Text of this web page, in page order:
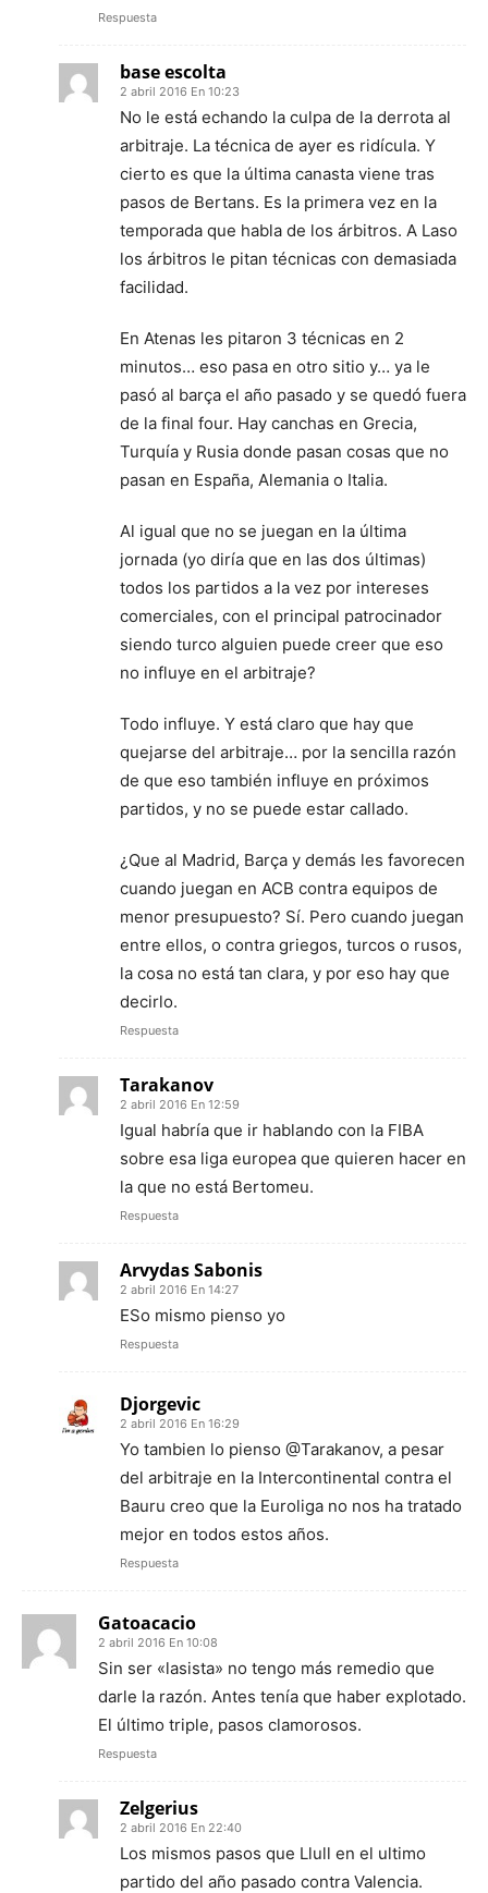
Respuesta
base escolta
2 abril 2016 En 10:23
No le está echando la culpa de la derrota al
arbitraje. La técnica de ayer es ridícula. Y
cierto es que la última canasta viene tras
pasos de Bertans. Es la primera vez en la
temporada que habla de los árbitros. A Laso
los árbitros le pitan técnicas con demasiada
facilidad.
En Atenas les pitaron 3 técnicas en 2
minutos… eso pasa en otro sitio y… ya le
pasó al barça el año pasado y se quedó fuera
de la final four. Hay canchas en Grecia,
Turquía y Rusia donde pasan cosas que no
pasan en España, Alemania o Italia.
Al igual que no se juegan en la última
jornada (yo diría que en las dos últimas)
todos los partidos a la vez por intereses
comerciales, con el principal patrocinador
siendo turco alguien puede creer que eso
no influye en el arbitraje?
Todo influye. Y está claro que hay que
quejarse del arbitraje… por la sencilla razón
de que eso también influye en próximos
partidos, y no se puede estar callado.
¿Que al Madrid, Barça y demás les favorecen
cuando juegan en ACB contra equipos de
menor presupuesto? Sí. Pero cuando juegan
entre ellos, o contra griegos, turcos o rusos,
la cosa no está tan clara, y por eso hay que
decirlo.
Respuesta
Tarakanov
2 abril 2016 En 12:59
Igual habría que ir hablando con la FIBA
sobre esa liga europea que quieren hacer en
la que no está Bertomeu.
Respuesta
Arvydas Sabonis
2 abril 2016 En 14:27
ESo mismo pienso yo
Respuesta
Djorgevic
2 abril 2016 En 16:29
Yo tambien lo pienso @Tarakanov, a pesar
del arbitraje en la Intercontinental contra el
Bauru creo que la Euroliga no nos ha tratado
mejor en todos estos años.
Respuesta
Gatoacacio
2 abril 2016 En 10:08
Sin ser «lasista» no tengo más remedio que
darle la razón. Antes tenía que haber explotado.
El último triple, pasos clamorosos.
Respuesta
Zelgerius
2 abril 2016 En 22:40
Los mismos pasos que Llull en el ultimo
partido del año pasado contra Valencia.